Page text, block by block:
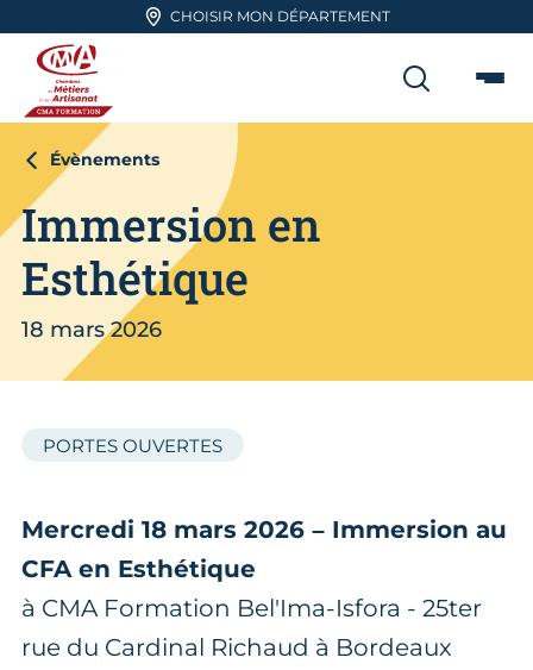
Aller en haut de pageCHOISIR MON DÉPARTEMENT
CMA FORMATION
Évènements
Immersion en
Esthétique
18 mars 2026
PORTES OUVERTES
Mercredi 18 mars 2026 – Immersion au
CFA en Esthétique
à CMA Formation Bel'Ima-Isfora - 25ter
rue du Cardinal Richaud à Bordeaux